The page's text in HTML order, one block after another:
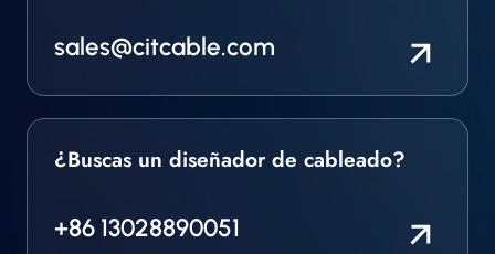
sales@citcable.com
¿Buscas un diseñador de cableado?
+86 13028890051